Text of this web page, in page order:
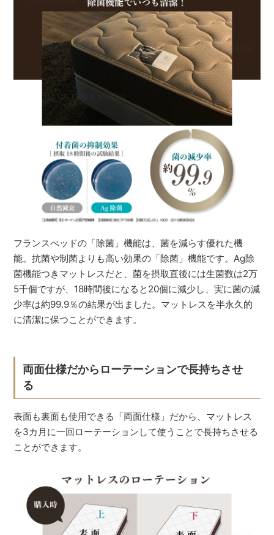
フランスべッドの「除菌」機能は、菌を減らす優れた機
能。抗菌や制菌よりも高い効果の「除菌」機能です。Ag除
菌機能つきマットレスだと、菌を摂取直後には生菌数は2万
5千個ですが、18時間後になると20個に減少し、実に菌の減
少率は約99.9％の結果が出ました。マットレスを半永久的
に清潔に保つことができます。
両面仕様だからローテーションで長持ちさせ
る
表面も裏面も使用できる「両面仕様」だから、マットレス
を3カ月に一回ローテーションして使うことで長持ちさせる
ことができます。